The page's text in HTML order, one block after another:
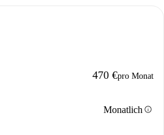
470 €pro Monat
Monatlich info